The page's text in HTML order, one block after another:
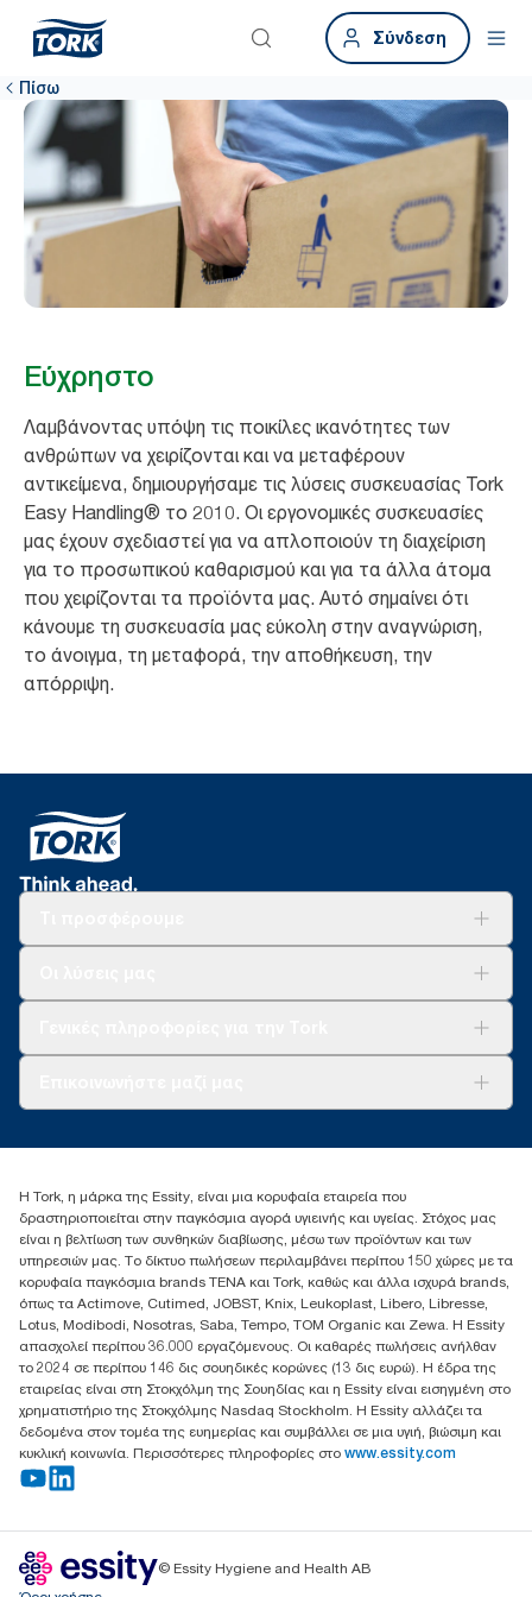
Σύνδεση
Πίσω
Εύχρηστο
Λαμβάνοντας υπόψη τις ποικίλες ικανότητες των
ανθρώπων να χειρίζονται και να μεταφέρουν
αντικείμενα, δημιουργήσαμε τις λύσεις συσκευασίας Tork
Easy Handling® το 2010. Οι εργονομικές συσκευασίες
μας έχουν σχεδιαστεί για να απλοποιούν τη διαχείριση
για το προσωπικού καθαρισμού και για τα άλλα άτομα
που χειρίζονται τα προϊόντα μας. Αυτό σημαίνει ότι
κάνουμε τη συσκευασία μας εύκολη στην αναγνώριση,
το άνοιγμα, τη μεταφορά, την αποθήκευση, την
απόρριψη.
+302102705722
17th klm.National Road Athens-Lamia &2 Kalamatas
14564 N.Kifissia, Athens-Greece
Mob: +306932474930 (για Ελλάδα & Κύπρο)
Η Tork, η μάρκα της Essity, είναι μια κορυφαία εταιρεία που
δραστηριοποιείται στην παγκόσμια αγορά υγιεινής και υγείας. Στόχος μας
είναι η βελτίωση των συνθηκών διαβίωσης, μέσω των προϊόντων και των
υπηρεσιών μας. Το δίκτυο πωλήσεων περιλαμβάνει περίπου 150 χώρες με τα
κορυφαία παγκόσμια brands TENA και Tork, καθώς και άλλα ισχυρά brands,
όπως τα Actimove, Cutimed, JOBST, Knix, Leukoplast, Libero, Libresse,
Lotus, Modibodi, Nosotras, Saba, Tempo, TOM Organic και Zewa. Η Essity
απασχολεί περίπου 36.000 εργαζόμενους. Οι καθαρές πωλήσεις ανήλθαν
το 2024 σε περίπου 146 δις σουηδικές κορώνες (13 δις ευρώ). Η έδρα της
εταιρείας είναι στη Στοκχόλμη της Σουηδίας και η Essity είναι εισηγμένη στο
χρηματιστήριο της Στοκχόλμης Nasdaq Stockholm. Η Essity αλλάζει τα
δεδομένα στον τομέα της ευημερίας και συμβάλλει σε μια υγιή, βιώσιμη και
κυκλική κοινωνία. Περισσότερες πληροφορίες στο www.essity.com
© Essity Hygiene and Health AB